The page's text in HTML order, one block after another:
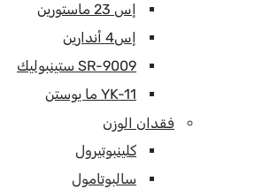
إس 23 ماستورين
إس4 أندارين
SR-9009 ستينبوليك
YK-11 ما يوستن
فقدان الوزن
كلينبوتيرول
سالبوتامول